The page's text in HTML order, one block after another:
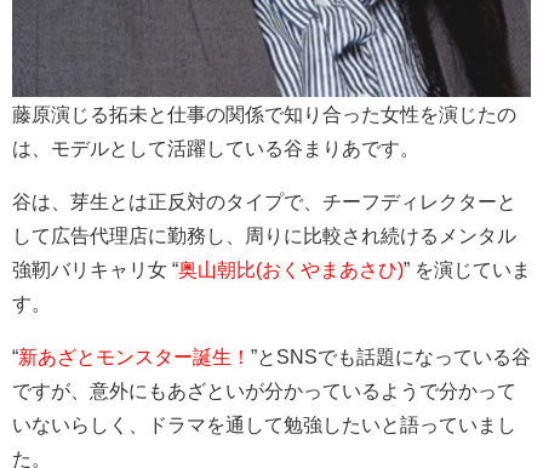
藤原演じる拓未と仕事の関係で知り合った女性を演じたの
は、モデルとして活躍している谷まりあです。
谷は、芽生とは正反対のタイプで、チーフディレクターと
して広告代理店に勤務し、周りに比較され続けるメンタル
強靭バリキャリ女 “奥山朝比(おくやまあさひ)” を演じていま
す。
“新あざとモンスター誕生！ ”とSNSでも話題になっている谷
ですが、意外にもあざといが分かっているようで分かって
いないらしく、ドラマを通して勉強したいと語っていまし
た。